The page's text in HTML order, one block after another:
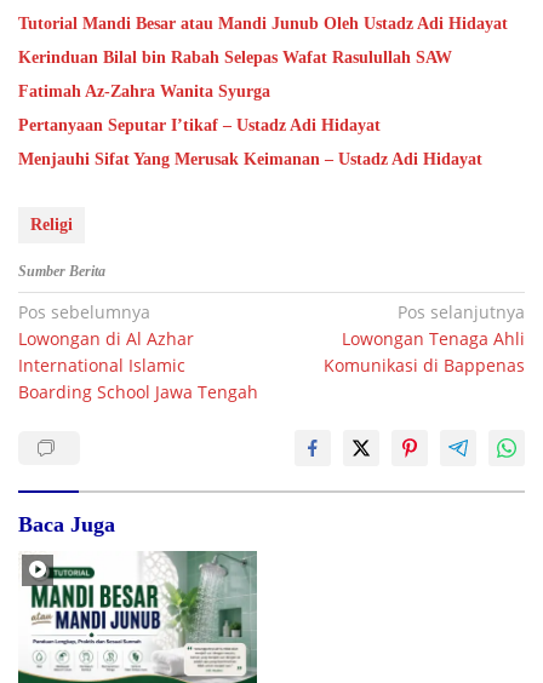
Tutorial Mandi Besar atau Mandi Junub Oleh Ustadz Adi Hidayat
Kerinduan Bilal bin Rabah Selepas Wafat Rasulullah SAW
Fatimah Az-Zahra Wanita Syurga
Pertanyaan Seputar I’tikaf – Ustadz Adi Hidayat
Menjauhi Sifat Yang Merusak Keimanan – Ustadz Adi Hidayat
Religi
Sumber Berita
Navigasi
pos
Pos sebelumnya
Lowongan di Al Azhar
International Islamic
Boarding School Jawa Tengah
Pos selanjutnya
Lowongan Tenaga Ahli
Komunikasi di Bappenas
Baca Juga